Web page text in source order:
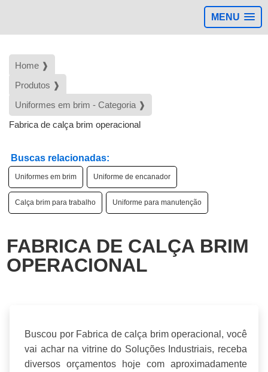
MENU
Home ❱
Produtos ❱
Uniformes em brim - Categoria ❱
Fabrica de calça brim operacional
Buscas relacionadas:
Uniformes em brim Uniforme de encanador
Calça brim para trabalho Uniforme para manutenção
FABRICA DE CALÇA BRIM
OPERACIONAL
Buscou por Fabrica de calça brim operacional, você
vai achar na vitrine do Soluções Industriais, receba
diversos orçamentos hoje com aproximadamente